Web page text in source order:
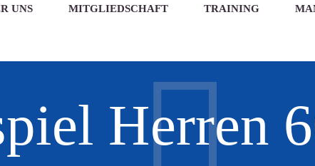
UNS MITGLIEDSCHAFT TRAINING
Herren